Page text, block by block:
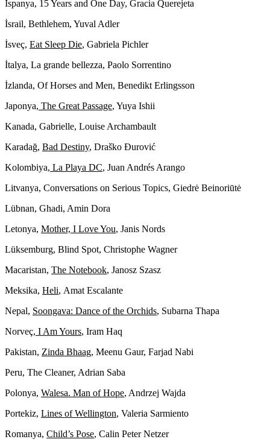
İspanya, 15 Years and One Day, Gracia Querejeta
İsrail, Bethlehem, Yuval Adler
İsveç, Eat Sleep Die, Gabriela Pichler
İtalya, La grande bellezza, Paolo Sorrentino
İzlanda, Of Horses and Men, Benedikt Erlingsson
Japonya, The Great Passage, Yuya Ishii
Kanada, Gabrielle, Louise Archambault
Karadağ, Bad Destiny, Draško Đurović
Kolombiya, La Playa DC, Juan Andrés Arango
Litvanya, Conversations on Serious Topics, Giedrė Beinoriūtė
Lübnan, Ghadi, Amin Dora
Letonya, Mother, I Love You, Janis Nords
Lüksemburg, Blind Spot, Christophe Wagner
Macaristan, The Notebook, Janosz Szasz
Meksika, Heli, Amat Escalante
Nepal, Soongava: Dance of the Orchids, Subarna Thapa
Norveç, I Am Yours, Iram Haq
Pakistan, Zinda Bhaag, Meenu Gaur, Farjad Nabi
Peru, The Cleaner, Adrian Saba
Polonya, Walesa. Man of Hope, Andrzej Wajda
Portekiz, Lines of Wellington, Valeria Sarmiento
Romanya, Child’s Pose, Calin Peter Netzer